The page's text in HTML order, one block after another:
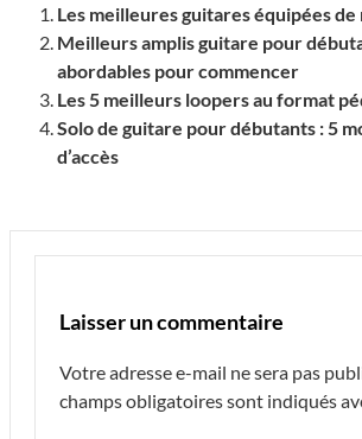
Les meilleures guitares équipées de
Meilleurs amplis guitare pour
abordables pour commencer
Les 5 meilleurs loopers au format
Solo de guitare pour débutants : 5
d’accès
Laisser un commentaire
Votre adresse e-mail ne sera pas
champs obligatoires sont indiqués